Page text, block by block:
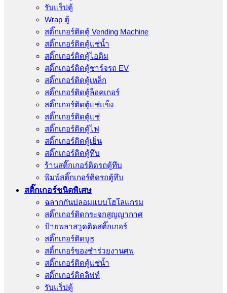
รับแร็ปตู้
Wrap ตู้
สติ๊กเกอร์ติดตู้ Vending Machine
สติ๊กเกอร์ติดตู้แช่น้ำ
สติ๊กเกอร์ติดตู้ไอติม
สติ๊กเกอร์ติดตู้ชาร์จรถ EV
สติ๊กเกอร์ติดตู้เหล็ก
สติ๊กเกอร์ติดตู้ล็อคเกอร์
สติ๊กเกอร์ติดตู้แช่แข็ง
สติ๊กเกอร์ติดตู้แช่
สติ๊กเกอร์ติดตู้ไฟ
สติ๊กเกอร์ติดตู้เย็น
สติ๊กเกอร์ติดตู้ทึบ
ร้านสติ๊กเกอร์ติดรถตู้ทึบ
พิมพ์สติ๊กเกอร์ติดรถตู้ทึบ
สติ๊กเกอร์ชนิดพิเศษ
ฉลากกันปลอมแบบโฮโลแกรม
สติ๊กเกอร์ติดกระจกสูญญากาศ
ป้ายพลาสวูดติดสติ๊กเกอร์
สติ๊กเกอร์ติดบูธ
สติ้กเกอร์ของชำร่วยงานศพ
สติ๊กเกอร์ติดตู้แช่น้ำ
สติ๊กเกอร์ติดลิฟท์
รับแร็ปตู้